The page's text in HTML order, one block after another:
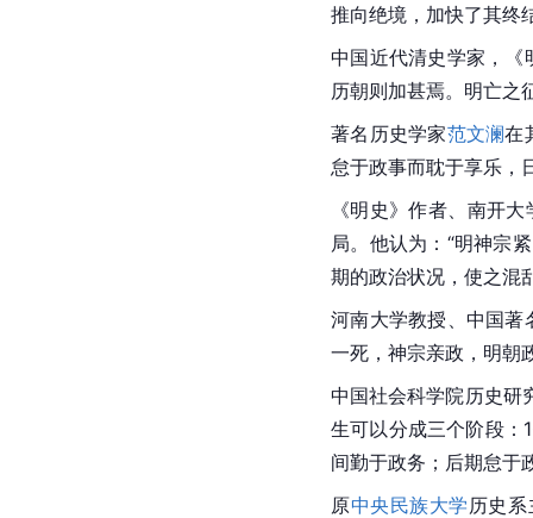
推向绝境，加快了其终
中国近代清史学家，《
历朝则加甚焉。明亡之
著名历史学家范文澜在
怠于政事而耽于享乐，
《明史》作者、南开
局。他认为：“明神宗
期的政治状况，使之混
河南大学教授、中国著
一死，神宗亲政，明朝
中国社会科学院历史研
生可以分成三个阶段：
间勤于政务；后期怠于
原中央民族大学 历史